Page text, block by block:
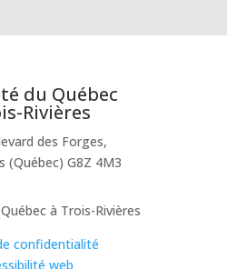
du Québec
Rivières
des Forges,
(Québec) G8Z 4M3
à Trois-Rivières
confidentialité
web